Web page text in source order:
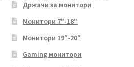
Држачи за монитори
Монитори 7″-18″
Монитори 19″-20″
Gaming монитори